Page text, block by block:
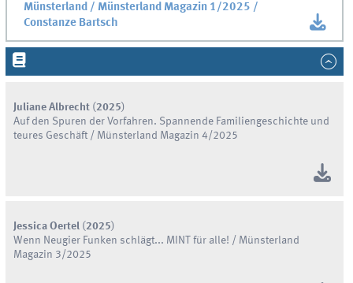
Münsterland / Münsterland Magazin 1/2025 /
Constanze Bartsch
Juliane Albrecht ( 2025)
Auf den Spuren der Vorfahren. Spannende Familiengeschichte und
teures Geschäft / Münsterland Magazin 4/2025
Jessica Oertel ( 2025)
Wenn Neugier Funken schlägt... MINT für alle! / Münsterland
Magazin 3/2025